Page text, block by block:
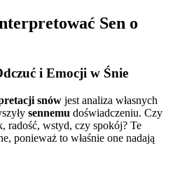
Sen o
i Emocji w Śnie
snów jest analiza własnych
sennemu doświadczeniu. Czy
radość, wstyd, czy spokój? Te
ponieważ to właśnie one nadają